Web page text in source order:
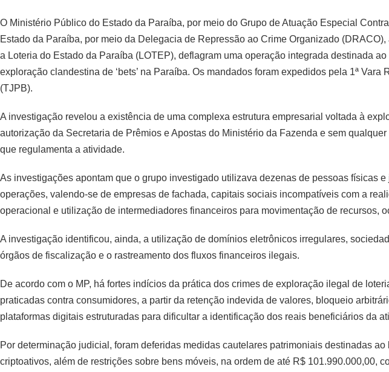
O Ministério Público do Estado da Paraíba, por meio do Grupo de Atuação Especial
Estado da Paraíba, por meio da Delegacia de Repressão ao Crime Organizado
a Loteria do Estado da Paraíba (LOTEP), deflagram uma operação integrada destinada
exploração clandestina de ‘bets’ na Paraíba. Os mandados foram expedidos pela 1ª
(TJPB).
A investigação revelou a existência de uma complexa estrutura empresarial voltada à
autorização da Secretaria de Prêmios e Apostas do Ministério da Fazenda e sem
que regulamenta a atividade.
As investigações apontam que o grupo investigado utilizava dezenas de pessoas físicas
operações, valendo-se de empresas de fachada, capitais sociais incompatíveis com a
operacional e utilização de intermediadores financeiros para movimentação de recursos,
A investigação identificou, ainda, a utilização de domínios eletrônicos irregulares,
órgãos de fiscalização e o rastreamento dos fluxos financeiros ilegais.
De acordo com o MP, há fortes indícios da prática dos crimes de exploração ilegal de
praticadas contra consumidores, a partir da retenção indevida de valores, bloqueio
plataformas digitais estruturadas para dificultar a identificação dos reais beneficiários da
Por determinação judicial, foram deferidas medidas cautelares patrimoniais destinadas
criptoativos, além de restrições sobre bens móveis, na ordem de até R$ 101.990.000,00,